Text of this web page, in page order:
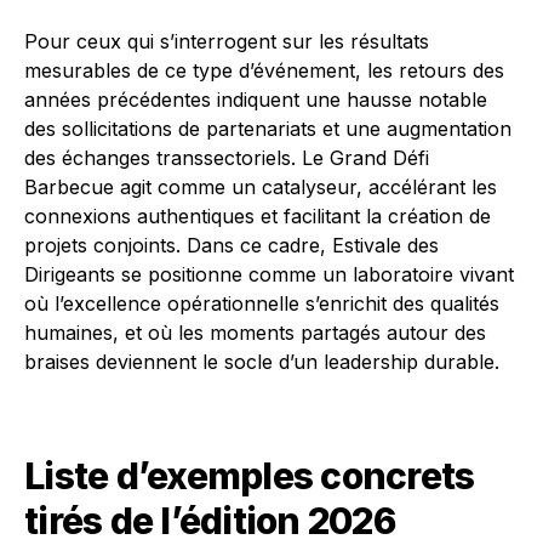
Pour ceux qui s’interrogent sur les résultats
mesurables de ce type d’événement, les retours des
années précédentes indiquent une hausse notable
des sollicitations de partenariats et une augmentation
des échanges transsectoriels. Le Grand Défi
Barbecue agit comme un catalyseur, accélérant les
connexions authentiques et facilitant la création de
projets conjoints. Dans ce cadre, Estivale des
Dirigeants se positionne comme un laboratoire vivant
où l’excellence opérationnelle s’enrichit des qualités
humaines, et où les moments partagés autour des
braises deviennent le socle d’un leadership durable.
Liste d’exemples concrets
tirés de l’édition 2026